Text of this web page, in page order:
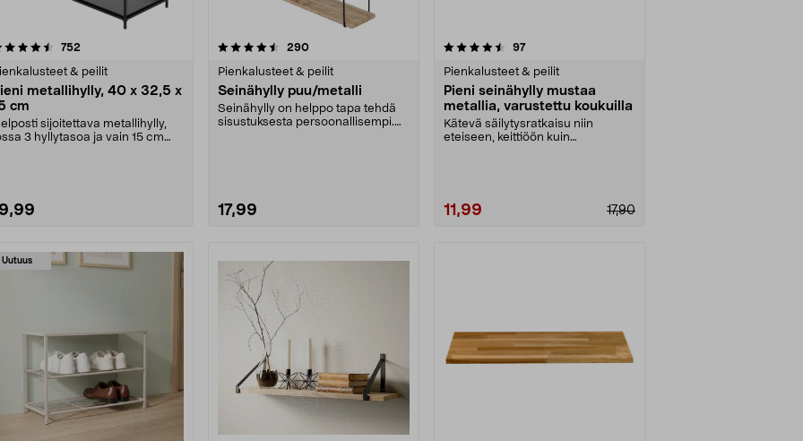
752
& peilit
metallihylly, 40 x 32,5 x
cm
sijoitettava metallihylly,
3 hyllytasoa ja vain 15 cm
4.5 viidestä
290arvostelut
Pienkalusteet & peilit
Seinähylly puu/metalli
Seinähylly on helppo tapa tehdä
sisustuksesta persoonallisempi.
17,99
4.5 viidestä
97arvostelut
Pienkalusteet & peilit
Pieni seinähylly mustaa
metallia, varustettu koukuilla
Kätevä säilytysratkaisu niin
eteiseen, keittiöön kuin
11,99 17,90
Uutuus